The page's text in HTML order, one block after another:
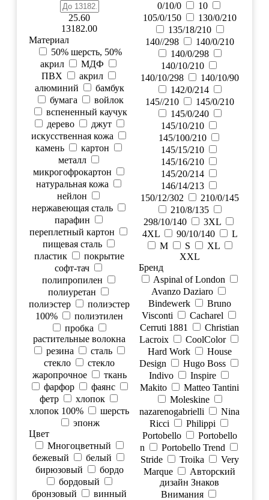
25.60
13182.00
0/10/0
10
105/0/150
130/0/210
135/18/210
140//298
140/0/210
140/0/298
140/10/210
140/10/298
140/10/90
142/0/214
145//210
145/0/210
145/0/240
145/10/210
145/100/210
145/15/210
145/16/210
145/20/214
146/14/213
150/12/302
210/0/145
210/8/135
298/10/140
3XL
4XL
90/10/140
L
M
S
XL
XXL
Материал
50% шерсть, 50%
акрил
МДФ
ПВХ
акрил
алюминий
бамбук
бумага
войлок
вспененный каучук
дерево
джут
искусственная кожа
камень
картон
металл
микрогофрокартон
натуральная кожа
нейлон
нержавеющая сталь
парафин
переплетный картон
пищевая сталь
пластик
покрытие
софт-тач
полипропилен
полиуретан
полиэстер
полиэстер
100%
полиэтилен
пробка
растительные волокна
резина
сталь
стекло
стекло
жаропрочное
ткань
фарфор
фаянс
фетр
хлопок
хлопок 100%
шерсть
эпонж
Бренд
Aspinal of London
Avanzo Daziaro
Bindewerk
Bruno
Visconti
Cacharel
Cerruti 1881
Christian
Lacroix
CoolColor
Hard Work
House
Design
Hugo Boss
Indivo
Inspire
Makito
Matteo Tantini
Moleskine
nazarenogabrielli
Nina
Ricci
Philippi
Portobello
Portobello
n
Portobello Trend
Stride
Troika
Very
Marque
Авторский
дизайн Знаков
Внимания
Цвет
Многоцветный
бежевый
белый
бирюзовый
бордо
бордовый
бронзовый
винный